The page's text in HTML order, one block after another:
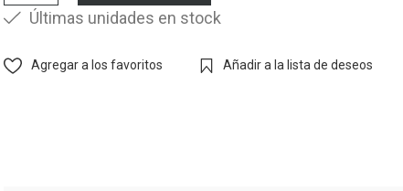
Últimas unidades en stock
Agregar a los favoritos Añadir a la lista de deseos